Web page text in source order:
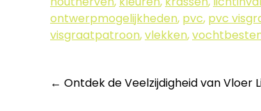
ontwerpmogelijkheden, pvc, pvc
visgraatpatroon,vlekken,
Berichtnavigatie
← Ontdek de Veelzijdigheid van Vloer